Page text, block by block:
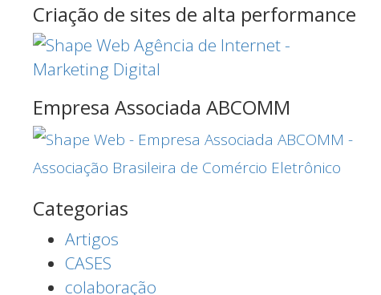
Criação de sites de alta performance
Empresa Associada ABCOMM
Categorias
Artigos
CASES
colaboração